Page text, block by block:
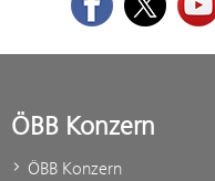
ÖBB Konzern
ÖBB Konzern